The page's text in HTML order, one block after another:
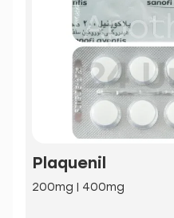
Plaquenil
200mg | 400mg